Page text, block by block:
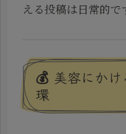
える投稿は日常的で
💰 美容にか
環